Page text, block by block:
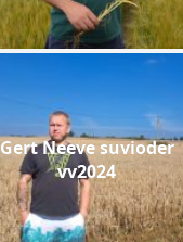
Gert Neeve suvioder
vv2024